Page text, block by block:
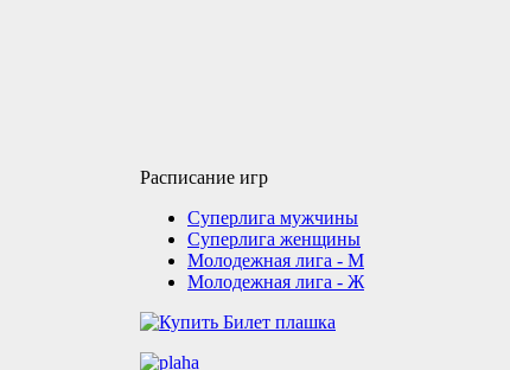
Расписание игр
Суперлига мужчины
Суперлига женщины
Молодежная лига - М
Молодежная лига - Ж